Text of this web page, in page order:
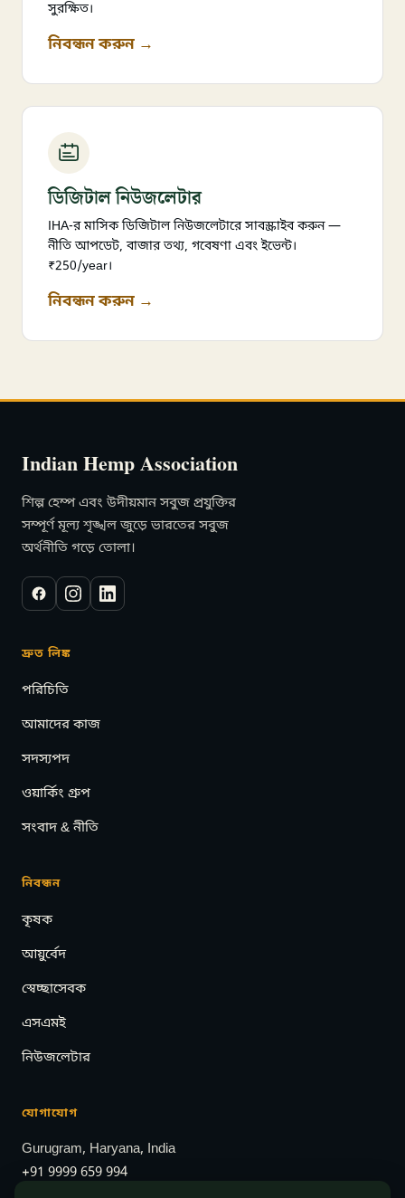
সুরক্ষিত।
নিবন্ধন করুন →
ডিজিটাল নিউজলেটার
IHA-র মাসিক ডিজিটাল নিউজলেটারে সাবস্ক্রাইব করুন —
নীতি আপডেট, বাজার তথ্য, গবেষণা এবং ইভেন্ট।
₹250/year।
নিবন্ধন করুন →
Indian Hemp Association
শিল্প হেম্প এবং উদীয়মান সবুজ প্রযুক্তির
সম্পূর্ণ মূল্য শৃঙ্খল জুড়ে ভারতের সবুজ
অর্থনীতি গড়ে তোলা।
দ্রুত লিঙ্ক
পরিচিতি
আমাদের কাজ
সদস্যপদ
ওয়ার্কিং গ্রুপ
সংবাদ & নীতি
নিবন্ধন
কৃষক
আয়ুর্বেদ
স্বেচ্ছাসেবক
এসএমই
নিউজলেটার
যোগাযোগ
Gurugram, Haryana, India
+91 9999 659 994